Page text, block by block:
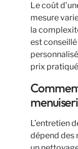
Le coût
mesure
la
est
prix
L’entretien
dépend des